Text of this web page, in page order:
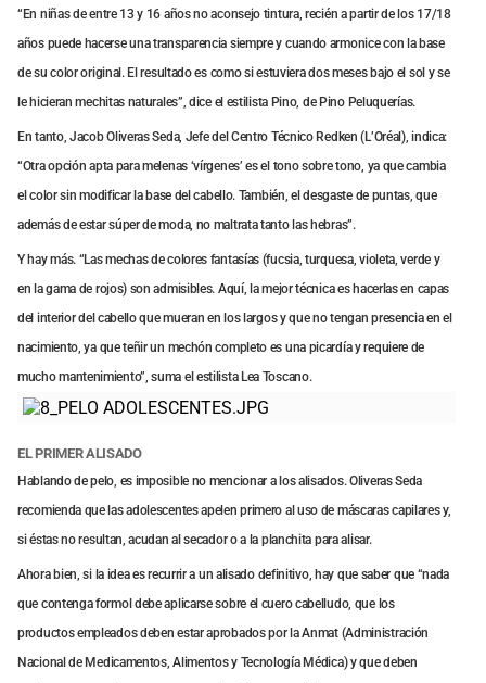
“En niñas de entre 13 y 16 años no aconsejo tintura, recién a partir de los 17/18
años puede hacerse una transparencia siempre y cuando armonice con la base
de su color original. El resultado es como si estuviera dos meses bajo el sol y se
le hicieran mechitas naturales”, dice el estilista Pino, de Pino Peluquerías.
En tanto, Jacob Oliveras Seda, Jefe del Centro Técnico Redken (L’Oréal), indica:
“Otra opción apta para melenas ‘vírgenes’ es el tono sobre tono, ya que cambia
el color sin modificar la base del cabello. También, el desgaste de puntas, que
además de estar súper de moda, no maltrata tanto las hebras”.
Y hay más. “Las mechas de colores fantasías (fucsia, turquesa, violeta, verde y
en la gama de rojos) son admisibles. Aquí, la mejor técnica es hacerlas en capas
del interior del cabello que mueran en los largos y que no tengan presencia en el
nacimiento, ya que teñir un mechón completo es una picardía y requiere de
mucho mantenimiento”, suma el estilista Lea Toscano.
EL PRIMER ALISADO
Hablando de pelo, es imposible no mencionar a los alisados. Oliveras Seda
recomienda que las adolescentes apelen primero al uso de máscaras capilares y,
si éstas no resultan, acudan al secador o a la planchita para alisar.
Ahora bien, si la idea es recurrir a un alisado definitivo, hay que saber que “nada
que contenga formol debe aplicarse sobre el cuero cabelludo, que los
productos empleados deben estar aprobados por la Anmat (Administración
Nacional de Medicamentos, Alimentos y Tecnología Médica) y que deben